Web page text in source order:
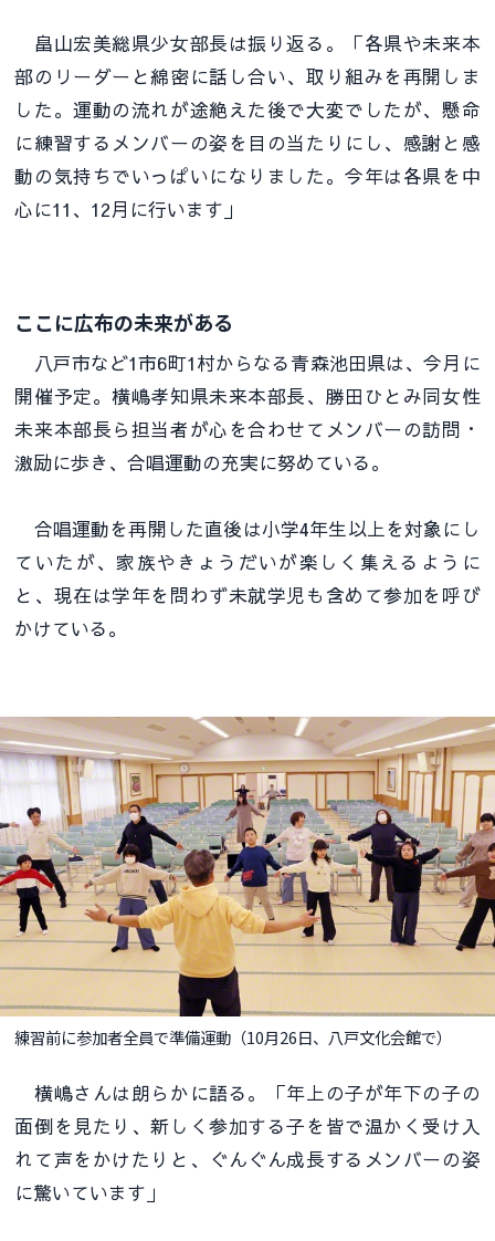
畠山宏美総県少女部長は振り返る。「各県や未来本
部のリーダーと綿密に話し合い、取り組みを再開しま
した。運動の流れが途絶えた後で大変でしたが、懸命
に練習するメンバーの姿を目の当たりにし、感謝と感
動の気持ちでいっぱいになりました。今年は各県を中
心に11、12月に行います」
ここに広布の未来がある
八戸市など1市6町1村からなる青森池田県は、今月に
開催予定。横嶋孝知県未来本部長、勝田ひとみ同女性
未来本部長ら担当者が心を合わせてメンバーの訪問・
激励に歩き、合唱運動の充実に努めている。
合唱運動を再開した直後は小学4年生以上を対象にし
ていたが、家族やきょうだいが楽しく集えるように
と、現在は学年を問わず未就学児も含めて参加を呼び
かけている。
練習前に参加者全員で準備運動（10月26日、八戸文化会館で）
横嶋さんは朗らかに語る。「年上の子が年下の子の
面倒を見たり、新しく参加する子を皆で温かく受け入
れて声をかけたりと、ぐんぐん成長するメンバーの姿
に驚いています」